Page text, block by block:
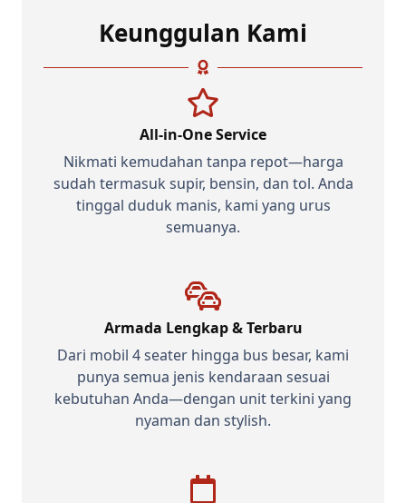
Keunggulan Kami
All-in-One Service
Nikmati kemudahan tanpa repot—harga
sudah termasuk supir, bensin, dan tol. Anda
tinggal duduk manis, kami yang urus
semuanya.
Armada Lengkap & Terbaru
Dari mobil 4 seater hingga bus besar, kami
punya semua jenis kendaraan sesuai
kebutuhan Anda—dengan unit terkini yang
nyaman dan stylish.